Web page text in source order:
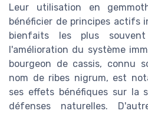
Leur utilisation en
bénéficier de principes actifs
bienfaits les plus
l'amélioration du système
bourgeon de cassis, connu
nom de ribes nigrum, est
ses effets bénéfiques sur la
défenses naturelles.